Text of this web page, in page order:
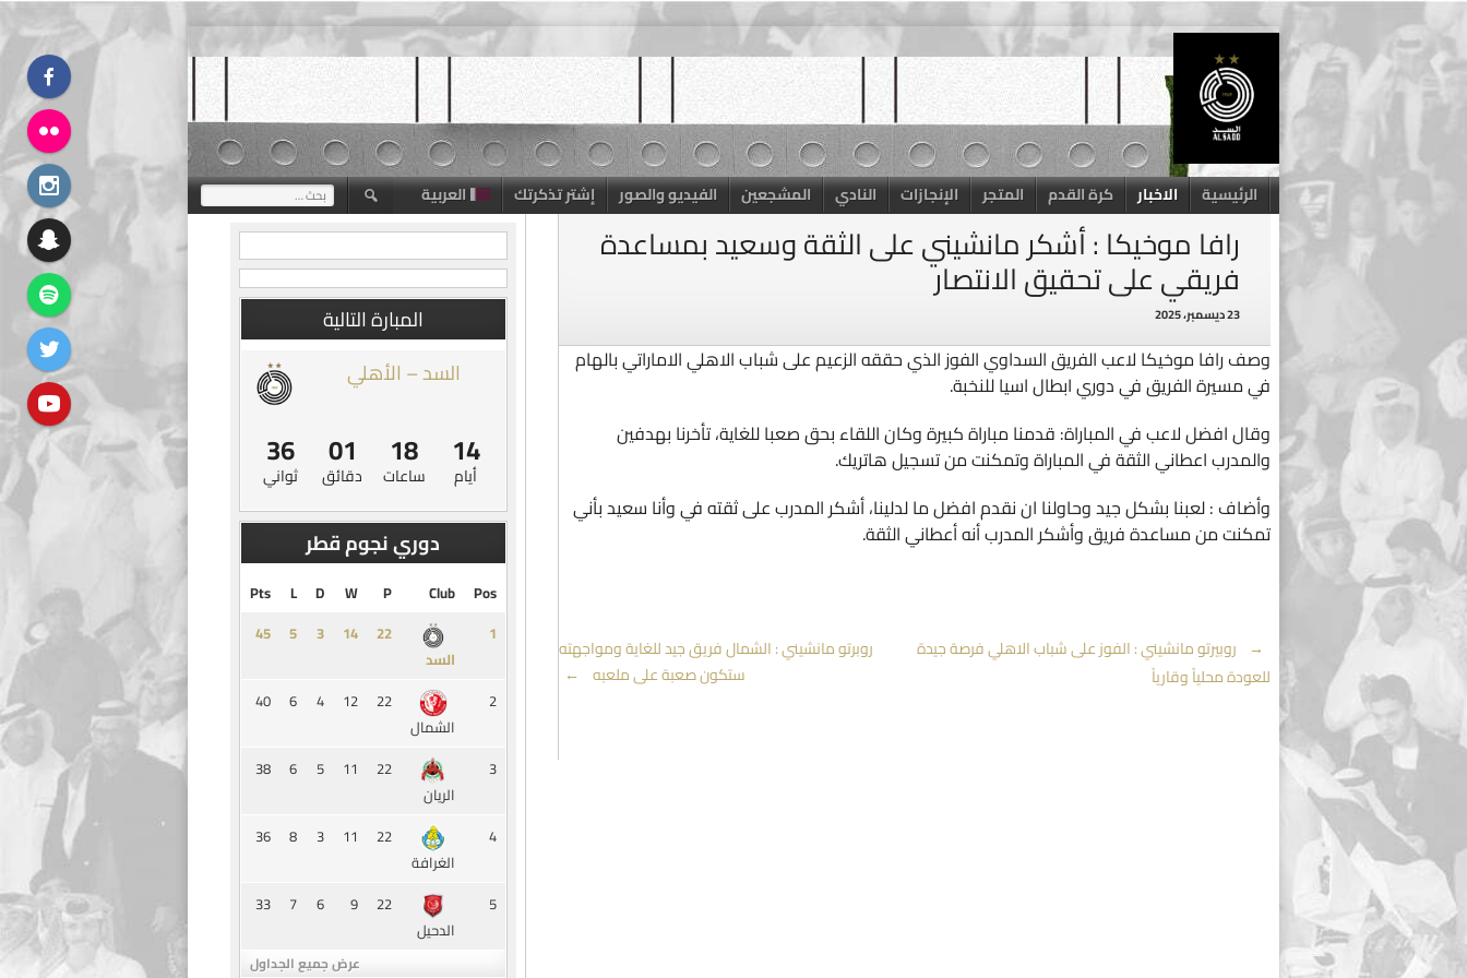
Skip
content
الرئيسية الاخبار كرة القدم المتجر الإنجازات النادي المشجعين الفيديو والصور إشتر تذكرتك العربية البحث
عن:
رافا موخيكا : أشكر مانشيني على الثقة وسعيد بمساعدة
فريقي على تحقيق الانتصار
23 ديسمبر، 2025
وصف رافا موخيكا لاعب الفريق السداوي الفوز الذي حققه الزعيم على شباب الاهلي الاماراتي بالهام
في مسيرة الفريق في دوري ابطال اسيا للنخبة.
وقال افضل لاعب في المباراة: قدمنا مباراة كبيرة وكان اللقاء بحق صعبا للغاية، تأخرنا بهدفين
والمدرب اعطاني الثقة في المباراة وتمكنت من تسجيل هاتريك.
وأضاف : لعبنا بشكل جيد وحاولنا ان نقدم افضل ما لدلينا، أشكر المدرب على ثقته في وأنا سعيد بأني
تمكنت من مساعدة فريق وأشكر المدرب أنه أعطاني الثقة.
Post
← روبيرتو مانشيني : الفوز على شباب الاهلي فرصة جيدة
للعودة محلياً وقارياً
روبرتو مانشيني : الشمال فريق جيد للغاية ومواجهته
ستكون صعبة على ملعبه →
المبارة التالية
السد – الأهلي
14
أيام
18
ساعات
01
دقائق
35
ثواني
دوري نجوم قطر
Pos
Club
P
W
D
L
Pts
1
السد
‏22
14
3
5
45
2
الشمال
22
12
4
6
40
3
الريان
22
11
5
6
38
4
الغرافة
22
11
3
8
36
5
الدحيل
22
9
6
7
33
عرض جميع الجداول